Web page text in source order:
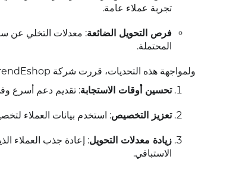
تجربة عملاء عامة.
فرص التحويل الضائعة: معدلات التخلي عن
المحتملة.
ولمواجهة هذه التحديات، قررت شركة TrendEshop دمج تطبيق واتساب مع نظام مكتب المساعدة الخاص بها، ووضعت أهدافاً واضحة:
تحسين أوقات الاستجابة: تقديم دعم أسرع
تعزيز التخصيص: استخدم بيانات العملاء
زيادة معدلات التحويل: إعادة جذب العملاء
الاستباقي.